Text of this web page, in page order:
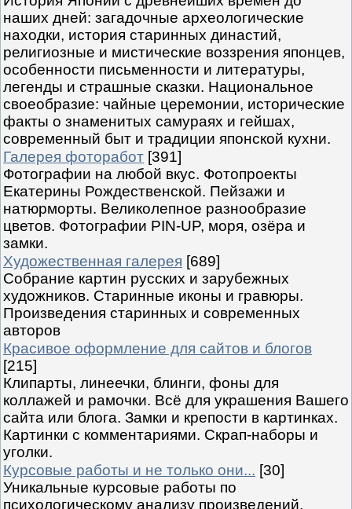
наших дней: загадочные археологические
находки, история старинных династий,
религиозные и мистические воззрения японцев,
особенности письменности и литературы,
легенды и страшные сказки. Национальное
своеобразие: чайные церемонии, исторические
факты о знаменитых самураях и гейшах,
современный быт и традиции японской кухни.
Галерея фоторабот [391]
Фотографии на любой вкус. Фотопроекты
Екатерины Рождественской. Пейзажи и
натюрморты. Великолепное разнообразие
цветов. Фотографии PIN-UP, моря, озёра и
замки.
Художественная галерея [689]
Собрание картин русских и зарубежных
художников. Старинные иконы и гравюры.
Произведения старинных и современных
авторов
Красивое оформление для сайтов и блогов
[215]
Клипарты, линеечки, блинги, фоны для
коллажей и рамочки. Всё для украшения Вашего
сайта или блога. Замки и крепости в картинках.
Картинки с комментариями. Скрап-наборы и
уголки.
Курсовые работы и не только они... [30]
Уникальные курсовые работы по
психологическому анализу произведений.